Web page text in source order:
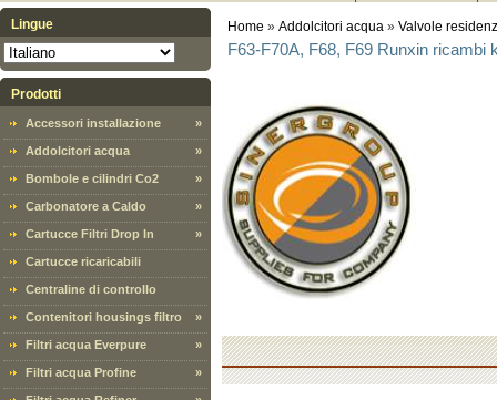
Lingue
Prodotti
Accessori installazione »
Addolcitori acqua »
Bombole e cilindri Co2 »
Carbonatore a Caldo »
Cartucce Filtri Drop In »
Cartucce ricaricabili
Centraline di controllo
Contenitori housings filtro »
Filtri acqua Everpure »
Filtri acqua Profine »
Home » Addolcitori acqua » Valvole
F63-F70A, F68, F69 Runxin ricambi